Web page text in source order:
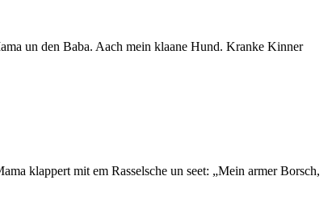
un den Baba. Aach mein klaane Hund. Kranke Kinner
klappert mit em Rasselsche un seet: „Mein armer Borsch,